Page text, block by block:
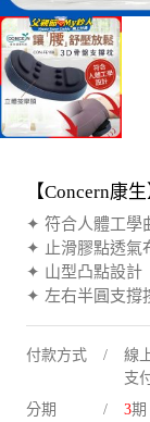
【Concern康
✦ 符合人體工學
✦ 止滑膠點透氣
✦ 山型凸點設計
✦ 左右半圓支撐
付款方式
線
支
分期
3期